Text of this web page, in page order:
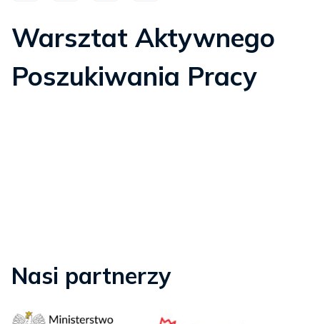
Warsztat Aktywnego
Poszukiwania Pracy
Nasi partnerzy